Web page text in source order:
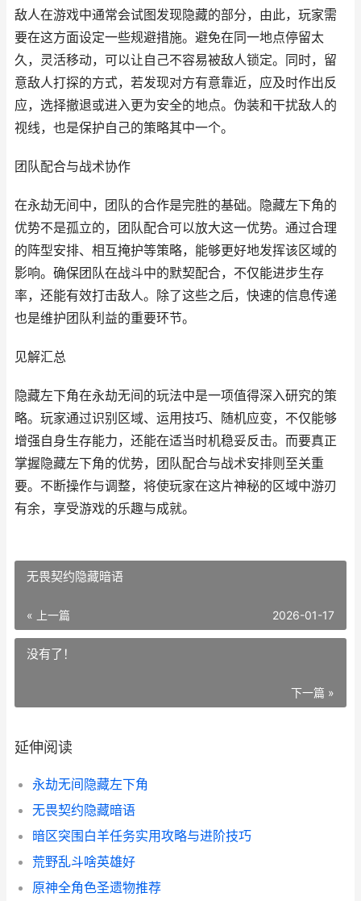
敌人在游戏中通常会试图发现隐藏的部分，由此，玩家需
要在这方面设定一些规避措施。避免在同一地点停留太
久，灵活移动，可以让自己不容易被敌人锁定。同时，留
意敌人打探的方式，若发现对方有意靠近，应及时作出反
应，选择撤退或进入更为安全的地点。伪装和干扰敌人的
视线，也是保护自己的策略其中一个。
团队配合与战术协作
在永劫无间中，团队的合作是完胜的基础。隐藏左下角的
优势不是孤立的，团队配合可以放大这一优势。通过合理
的阵型安排、相互掩护等策略，能够更好地发挥该区域的
影响。确保团队在战斗中的默契配合，不仅能进步生存
率，还能有效打击敌人。除了这些之后，快速的信息传递
也是维护团队利益的重要环节。
见解汇总
隐藏左下角在永劫无间的玩法中是一项值得深入研究的策
略。玩家通过识别区域、运用技巧、随机应变，不仅能够
增强自身生存能力，还能在适当时机稳妥反击。而要真正
掌握隐藏左下角的优势，团队配合与战术安排则至关重
要。不断操作与调整，将使玩家在这片神秘的区域中游刃
有余，享受游戏的乐趣与成就。
无畏契约隐藏暗语
« 上一篇 2026-01-17
没有了！
下一篇 »
延伸阅读
永劫无间隐藏左下角
无畏契约隐藏暗语
暗区突围白羊任务实用攻略与进阶技巧
荒野乱斗啥英雄好
原神全角色圣遗物推荐